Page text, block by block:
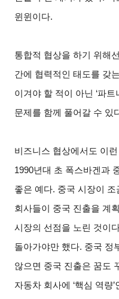
윈윈이다.
통합적 협상을 하기 위해
간에 협력적인 태도를 갖
이겨야 할 적이 아닌 ‘파트
문제를 함께 풀어갈 수 있
비즈니스 협상에서도 이
1990년대 초 폭스바겐과
좋은 예다. 중국 시장이
회사들이 중국 진출을 계
시장의 선점을 노린 것이
돌아가야만 했다. 중국 정
않으면 중국 진출은 꿈도
자동차 회사에
‘핵심 역량’